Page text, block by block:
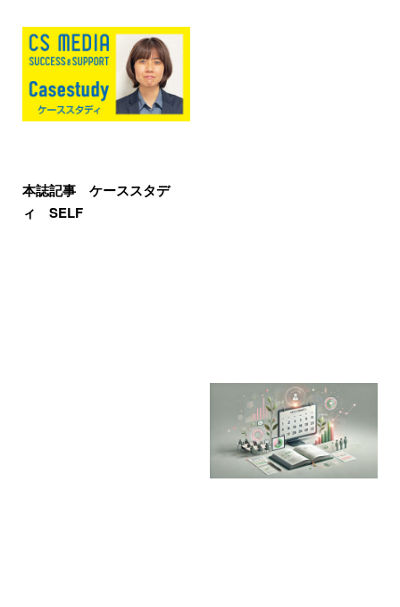
本誌記事 ケーススタデ
ィ SELF